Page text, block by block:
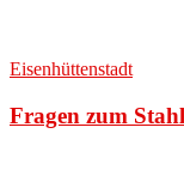
Eisenhüttenstadt
Fragen zum